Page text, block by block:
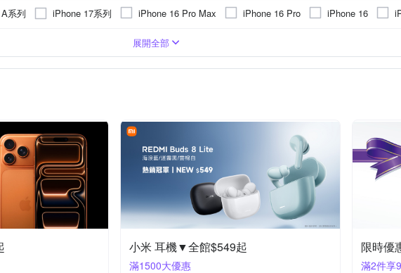
FUJITSU 富士通
FIIO Gigastone 立達國際 GARMIN GOR HTC
技
maxell Metal-Slim NILLKIN OPPO o-one Panasonic 國際
系列 iPhone 17系列 iPhone 16 Pro Max iPhone 16 Pro iPhone 16
iPhone14 Pro (6.1)
Pro Max (6.7)
iPhone 14 Plus (6.7) iPhone 12 iPhone 12 Pro Max
Sharp全系列
moto全系列 iPhone XS Max
htc Desire 系列
Zenfone８系列 ASUS Zenfone８系列
鏡(亮)面
OPPO
運動偵測
塑膠(PVC) 貼鑽
SIM轉接卡
展開全部
折$15
滿1件享9折
下殺95
滿1件享